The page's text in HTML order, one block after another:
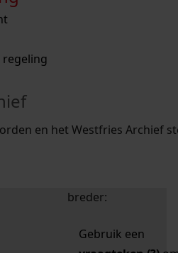
een aantal zoektips.
een aantal zoektips.
regeling
en het Westfries Archief
uw zoekopdracht te
breder:
Gebruik een